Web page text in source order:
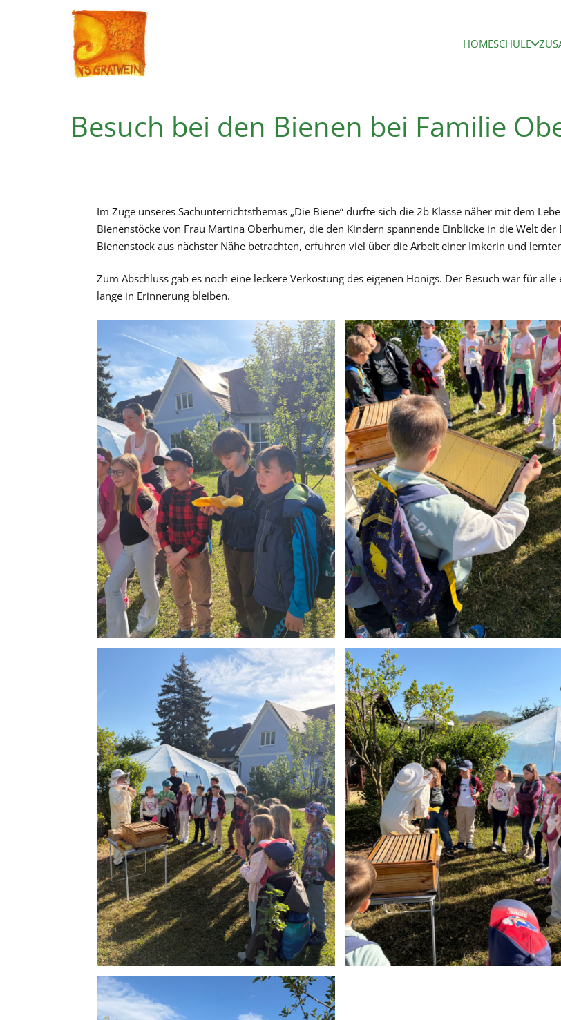
HOMESCHULE
Besuch bei den Bienen bei Familie
Im Zuge unseres Sachunterrichtsthemas „Die Biene“ durfte sich die 2b Klasse näher mit dem
Bienenstöcke von Frau Martina Oberhumer, die den Kindern spannende Einblicke in die Welt
Bienenstock aus nächster Nähe betrachten, erfuhren viel über die Arbeit einer Imkerin und
Zum Abschluss gab es noch eine leckere Verkostung des eigenen Honigs. Der Besuch war für
lange in Erinnerung bleiben.